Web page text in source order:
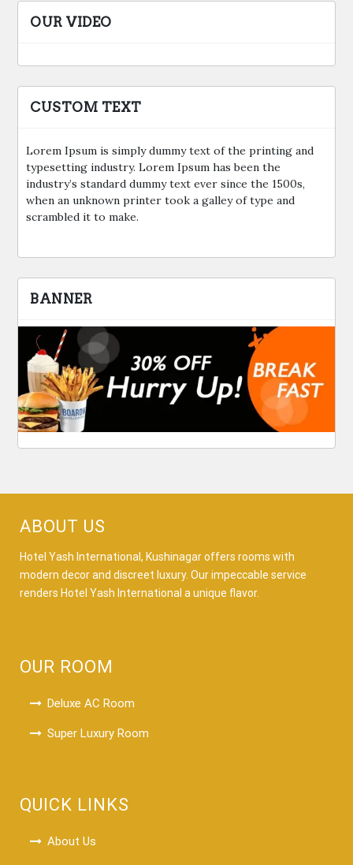
OUR VIDEO
CUSTOM TEXT
Lorem Ipsum is simply dummy text of the printing and
typesetting industry. Lorem Ipsum has been the
industry’s standard dummy text ever since the 1500s,
when an unknown printer took a galley of type and
scrambled it to make.
BANNER
ABOUT US
Hotel Yash International, Kushinagar offers rooms with
modern decor and discreet luxury. Our impeccable service
renders Hotel Yash International a unique flavor.
OUR ROOM
Deluxe AC Room
Super Luxury Room
QUICK LINKS
About Us